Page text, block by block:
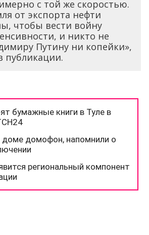
с той же скоростью.
от экспорта нефти
чтобы вести войну
и никто не
Путину ни копейки»,
публикации.